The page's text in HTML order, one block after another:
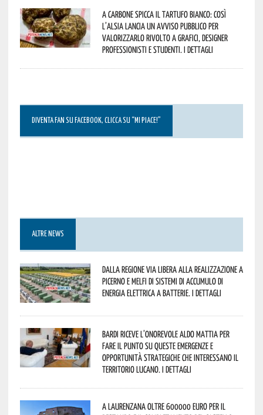
A Carbone spicca il tartufo bianco: così
l’Alsia lancia un avviso pubblico per
valorizzarlo rivolto a grafici, designer
professionisti e studenti. I dettagli
DIVENTA FAN SU FACEBOOK, CLICCA SU “MI PIACE!”
ALTRE NEWS
Dalla Regione via libera alla realizzazione a
Picerno e Melfi di sistemi di accumulo di
energia elettrica a batterie. I dettagli
Bardi riceve l’onorevole Aldo Mattia per
fare il punto su queste emergenze e
opportunità strategiche che interessano il
territorio lucano. I dettagli
A Laurenzana oltre 600000 euro per il